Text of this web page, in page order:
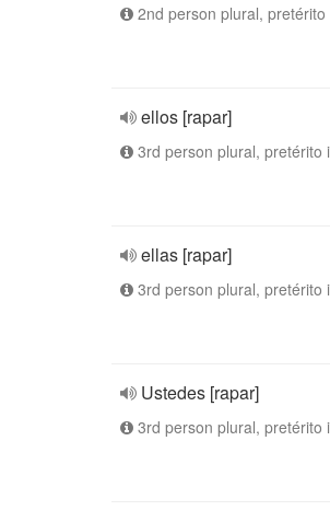
2nd person plural,
ellos [rapar]
3rd person plural, pretérito
ellas [rapar]
3rd person plural, pretérito
Ustedes [rapar]
3rd person plural, pretérito